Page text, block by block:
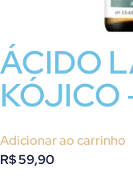
ÁCIDO
KÓJICO
Adicionar ao carrinho
R$59,90